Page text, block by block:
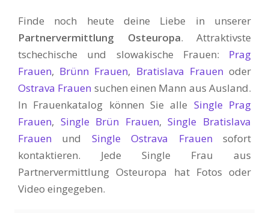
Finde noch heute deine Liebe in unserer
Partnervermittlung Osteuropa. Attraktivste
tschechische und slowakische Frauen: Prag
Frauen, Brünn Frauen, Bratislava Frauen oder
Ostrava Frauen suchen einen Mann aus Ausland.
In Frauenkatalog können Sie alle Single Prag
Frauen, Single Brün Frauen,Single Bratislava
Frauen und Single Ostrava Frauen sofort
kontaktieren. Jede Single Frau aus
Partnervermittlung Osteuropa hat Fotos oder
Video eingegeben.